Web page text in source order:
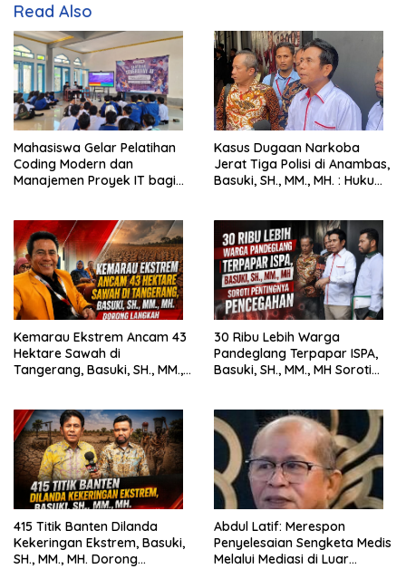
Read Also
Mahasiswa Gelar Pelatihan
Coding Modern dan
Manajemen Proyek IT bagi
Kasus Dugaan Narkoba
Jerat Tiga Polisi di Anambas,
Basuki, SH., MM., MH. : Hukum
Kemarau Ekstrem Ancam 43
Hektare Sawah di
Tangerang, Basuki, SH., MM.,
30 Ribu Lebih Warga
Pandeglang Terpapar ISPA,
Basuki, SH., MM., MH Soroti
415 Titik Banten Dilanda
Kekeringan Ekstrem, Basuki,
SH., MM., MH. Dorong
Abdul Latif: Merespon
Penyelesaian Sengketa Medis
Melalui Mediasi di Luar